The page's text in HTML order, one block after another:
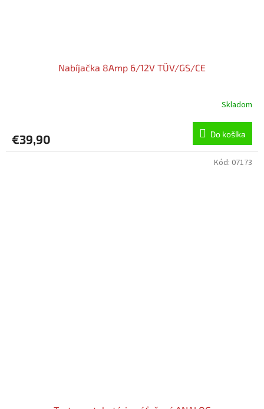
Nabíjačka 8Amp 6/12V TÜV/GS/CE
Skladom
€39,90 Do košíka
Kód: 07173